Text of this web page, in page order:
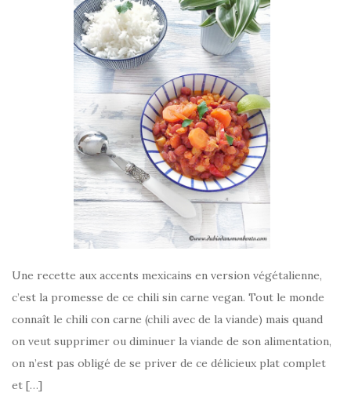
Une recette aux accents mexicains en version végétalienne,
c’est la promesse de ce chili sin carne vegan. Tout le monde
connaît le chili con carne (chili avec de la viande) mais quand
on veut supprimer ou diminuer la viande de son alimentation,
on n’est pas obligé de se priver de ce délicieux plat complet
et […]